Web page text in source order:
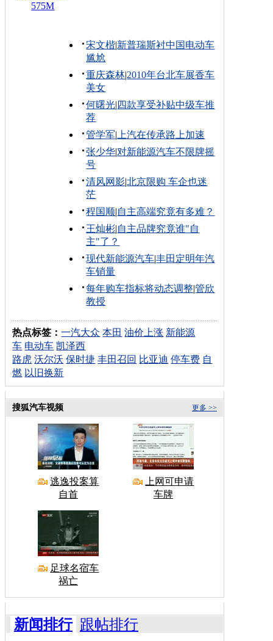
575M
宋文楷|新普瑞斯衬中国电动车
尴尬
重庆森林|2010年台北车展香车
美女
何曙光| 四款享受补贴中级车推
荐
管学军| 上汽在传承路上加速
张少华|对新能源汽车不限牌摇
号
清风网影|北京限购 车企也迷
茫
程国顺|自主高端究竟有多难？
王灿彬|自主品牌究竟谁"自
主"了？
现代新能源汽车|丰田定明年汽
车销量
每年购车指标将动态调整|管欣
教授
热点标签：一汽大众 本田 油价上涨 新能源
车 电动车 凯泽西
路虎 沃尔沃 保时捷 丰田召回 比亚迪 停车费 自
燃 以旧换新
更多 >>
搜狐汽车视频
逃逸投案算
自首
上网可申请
车牌
足球名宿车
祸亡
新闻排行 跟帖排行